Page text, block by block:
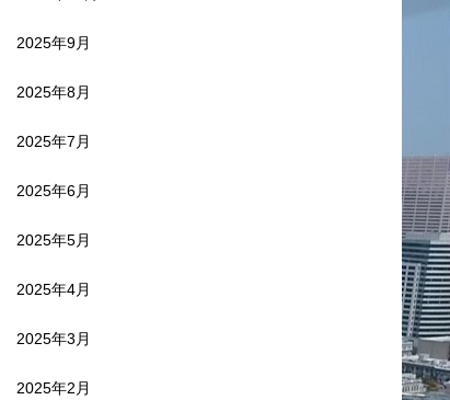
2025年9月
2025年8月
2025年7月
2025年6月
2025年5月
2025年4月
2025年3月
2025年2月